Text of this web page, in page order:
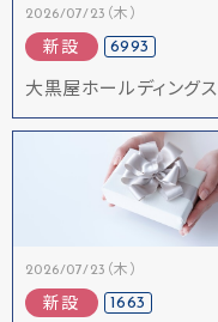
2026/07/23（木）
新設 6993
大黒屋ホールディングス
2026/07/23（木）
新設 1663